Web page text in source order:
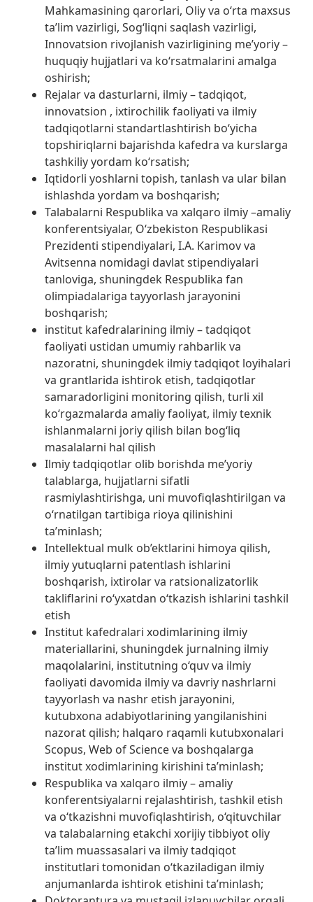
Mahkamasining qarorlari, Oliy va o‘rta maxsus
ta’lim vazirligi, Sog‘liqni saqlash vazirligi,
Innovatsion rivojlanish vazirligining me’yoriy –
huquqiy hujjatlari va ko‘rsatmalarini amalga
oshirish;
Rejalar va dasturlarni, ilmiy – tadqiqot,
innovatsion , ixtirochilik faoliyati va ilmiy
tadqiqotlarni standartlashtirish bo‘yicha
topshiriqlarni bajarishda kafedra va kurslarga
tashkiliy yordam ko‘rsatish;
Iqtidorli yoshlarni topish, tanlash va ular bilan
ishlashda yordam va boshqarish;
Talabalarni Respublika va xalqaro ilmiy –amaliy
konferentsiyalar, O‘zbekiston Respublikasi
Prezidenti stipendiyalari, I.A. Karimov va
Avitsenna nomidagi davlat stipendiyalari
tanloviga, shuningdek Respublika fan
olimpiadalariga tayyorlash jarayonini
boshqarish;
institut kafedralarining ilmiy – tadqiqot
faoliyati ustidan umumiy rahbarlik va
nazoratni, shuningdek ilmiy tadqiqot loyihalari
va grantlarida ishtirok etish, tadqiqotlar
samaradorligini monitoring qilish, turli xil
ko‘rgazmalarda amaliy faoliyat, ilmiy texnik
ishlanmalarni joriy qilish bilan bog‘liq
masalalarni hal qilish
Ilmiy tadqiqotlar olib borishda me’yoriy
talablarga, hujjatlarni sifatli
rasmiylashtirishga, uni muvofiqlashtirilgan va
o‘rnatilgan tartibiga rioya qilinishini
ta’minlash;
Intellektual mulk ob’ektlarini himoya qilish,
ilmiy yutuqlarni patentlash ishlarini
boshqarish, ixtirolar va ratsionalizatorlik
takliflarini ro‘yxatdan o‘tkazish ishlarini tashkil
etish
Institut kafedralari xodimlarining ilmiy
materiallarini, shuningdek jurnalning ilmiy
maqolalarini, institutning o‘quv va ilmiy
faoliyati davomida ilmiy va davriy nashrlarni
tayyorlash va nashr etish jarayonini,
kutubxona adabiyotlarining yangilanishini
nazorat qilish; halqaro raqamli kutubxonalari
Scopus, Web of Science va boshqalarga
institut xodimlarining kirishini ta’minlash;
Respublika va xalqaro ilmiy – amaliy
konferentsiyalarni rejalashtirish, tashkil etish
va o‘tkazishni muvofiqlashtirish, o‘qituvchilar
va talabalarning etakchi xorijiy tibbiyot oliy
ta’lim muassasalari va ilmiy tadqiqot
institutlari tomonidan o‘tkaziladigan ilmiy
anjumanlarda ishtirok etishini ta’minlash;